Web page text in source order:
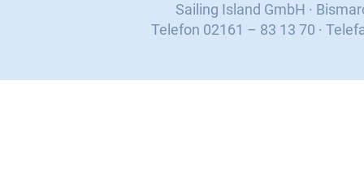
Sailing Island GmbH ·
Telefon 02161 – 83 13 70 ·